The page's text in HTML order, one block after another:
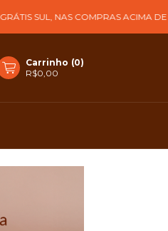
SUL, NAS COMPRAS ACIMA DE R$
Carrinho (0)
R$0,00